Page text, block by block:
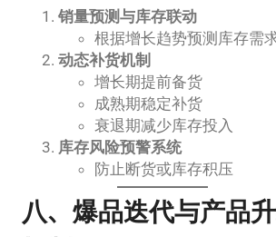
销量预测与库存联动
根据增长趋势预测库存需
动态补货机制
增长期提前备货
成熟期稳定补货
衰退期减少库存投入
库存风险预警系统
防止断货或库存积压
八、爆品迭代与产品